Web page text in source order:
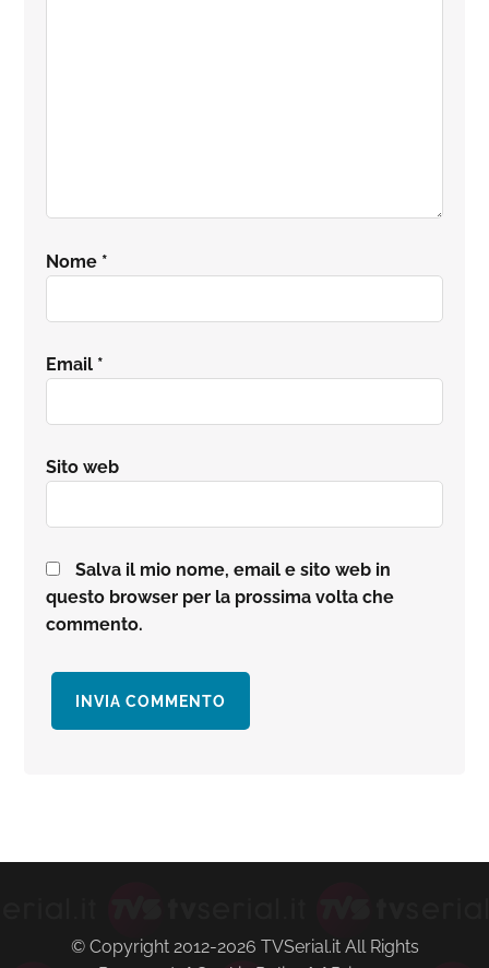
Nome *
Email *
Sito web
Salva il mio nome, email e sito web in
questo browser per la prossima volta che
commento.
primaria
© Copyright 2012-2026 TVSerial.it All Rights